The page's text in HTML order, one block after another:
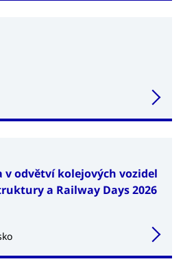
v odvětví kolejových vozidel
a Railway Days 2026